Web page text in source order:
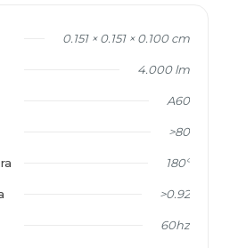
0.151 × 0.151 × 0.100 cm
4.000 lm
A60
>80
180º
>0.92
60hz